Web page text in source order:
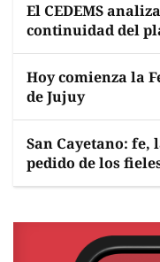
El CEDEMS
continuidad del
Hoy comienza la
de Jujuy
San Cayetano: fe,
pedido de los